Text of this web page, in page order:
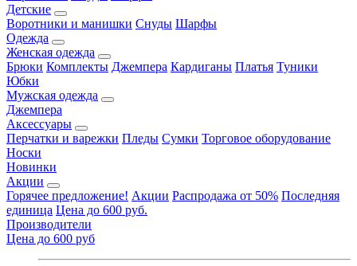
Детские
Воротники и манишки Снуды Шарфы
Одежда
Женская одежда
Брюки Комплекты Джемпера Кардиганы Платья Туники
Юбки
Мужская одежда
Джемпера
Аксессуары
Перчатки и варежки Пледы Сумки Торговое оборудование
Носки
Новинки
Акции
Горячее предложение! Акции Распродажа от 50% Последняя
единица Цена до 600 руб.
Производители
Цена до 600 руб